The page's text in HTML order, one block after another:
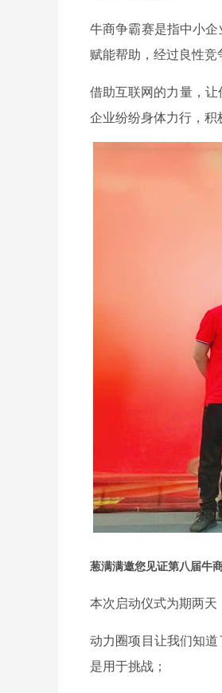
牛商争霸赛是指中小
赋能帮助，经过良性竞
借助互联网的力量，让
企业纷纷身体力行，积
葱满满邀您见证第八届牛
本次启动仪式为期两天
动力圈项目让我们知
是用于挑战；